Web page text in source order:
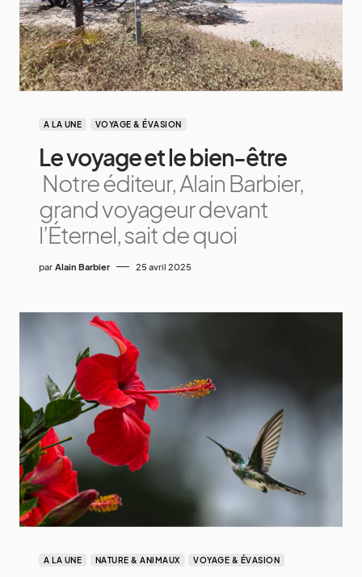
A LA UNE VOYAGE & ÉVASION
Le voyage et le bien-être
Notre éditeur, Alain Barbier,
grand voyageur devant
l’Éternel, sait de quoi
par Alain Barbier 25 avril 2025
A LA UNE NATURE & ANIMAUX VOYAGE & ÉVASION